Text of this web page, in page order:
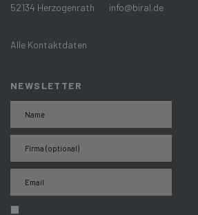
52134 Herzogenrath
Alle Kontaktdaten
info@biral.de
NEWSLETTER